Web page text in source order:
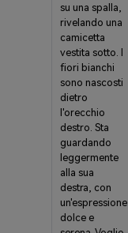
su una spalla,
rivelando una
camicetta
vestita sotto. I
fiori bianchi
sono nascosti
dietro
l'orecchio
destro. Sta
guardando
leggermente
alla sua
destra, con
un'espressione
dolce e